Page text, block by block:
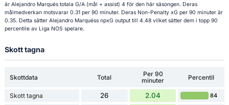
är Alejandro Marqués totala G/A (mål + assist) 4 för den här säsongen. Deras
målmedverkan motsvarar 0.31 per 90 minuter. Deras Non-Penalty xG per 90 minuter är
0.35. Detta sätter Alejandro Marquéss npxG output till 4.48 vilket sätter dem i topp 90
percentile av Liga NOS spelare.
Skott tagna
Skottdata Total
Per 90
minuter
Percentil
Skott tagna 26 2.04 84